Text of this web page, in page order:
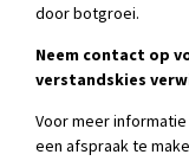
door botgroei.
Neem contact op
verstandskies
Voor meer
een afspraak te